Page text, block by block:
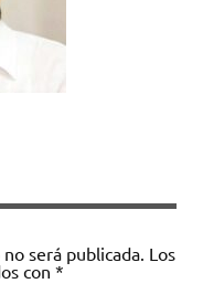
será publicada. Los
con *